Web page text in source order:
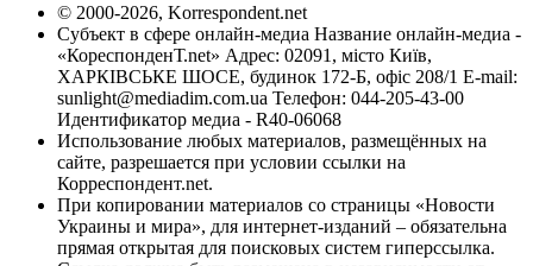
© 2000-2026, Korrespondent.net
Субъект в сфере онлайн-медиа Название онлайн-медиа -
«КореспонденТ.net» Адрес: 02091, місто Київ,
ХАРКІВСЬКЕ ШОСЕ, будинок 172-Б, офіс 208/1 E-mail:
sunlight@mediadim.com.ua Телефон: 044-205-43-00
Идентификатор медиа - R40-06068
Использование любых материалов, размещённых на
сайте, разрешается при условии ссылки на
Корреспондент.net.
При копировании материалов со страницы «Новости
Украины и мира», для интернет-изданий – обязательна
прямая открытая для поисковых систем гиперссылка.